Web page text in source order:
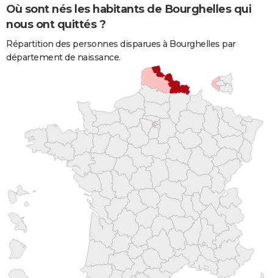
Où sont nés les habitants de Bourghelles qui
nous ont quittés ?
Répartition des personnes disparues à Bourghelles par
département de naissance.